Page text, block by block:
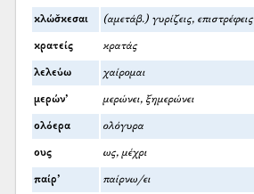
κλώσ̌κεσαι (αμετάβ.) γυρίζεις, επιστρέφεις
κρατείς κρατάς
λελεύω χαίρομαι
μερών’ μερώνει, ξημερώνει
ολόερα ολόγυρα
ους ως, μέχρι
παίρ’ παίρνω/ει